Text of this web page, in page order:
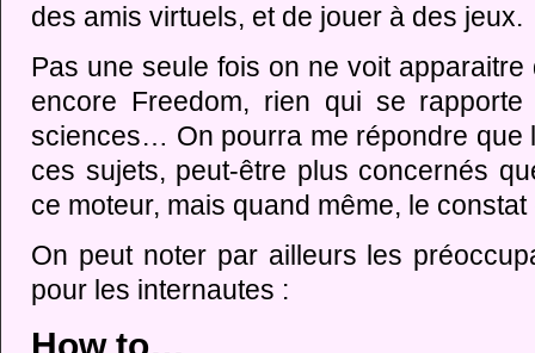
des amis virtuels, et de jouer à des jeux.
Pas une seule fois on ne voit
encore Freedom, rien qui se
sciences… On pourra me répondre que
ces sujets, peut-être plus concernés
ce moteur, mais quand même, le
On peut noter par ailleurs les
pour les internautes :
How to…